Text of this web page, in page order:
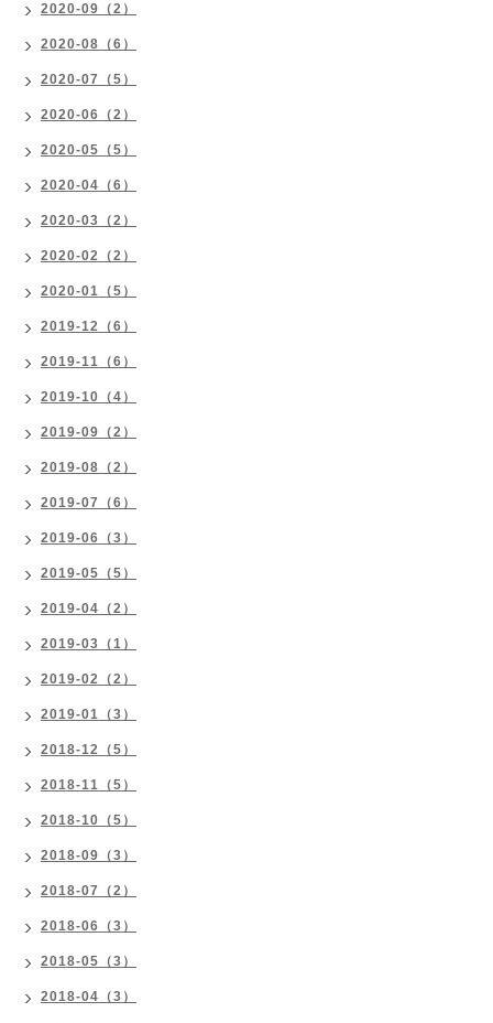
2020-09（2）
2020-08（6）
2020-07（5）
2020-06（2）
2020-05（5）
2020-04（6）
2020-03（2）
2020-02（2）
2020-01（5）
2019-12（6）
2019-11（6）
2019-10（4）
2019-09（2）
2019-08（2）
2019-07（6）
2019-06（3）
2019-05（5）
2019-04（2）
2019-03（1）
2019-02（2）
2019-01（3）
2018-12（5）
2018-11（5）
2018-10（5）
2018-09（3）
2018-07（2）
2018-06（3）
2018-05（3）
2018-04（3）